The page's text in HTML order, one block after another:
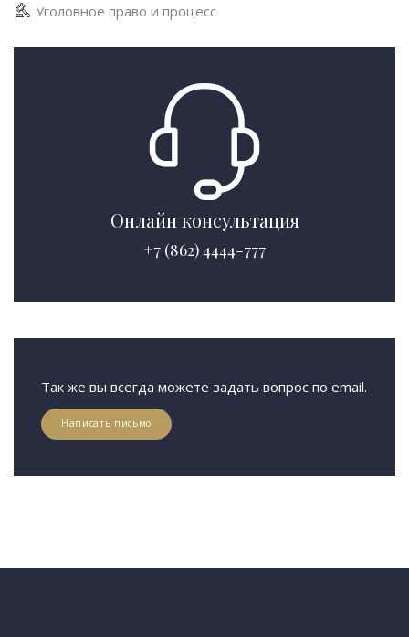
Уголовное право и процесс
Онлайн консультация
+7 (862) 4444-777
Так же вы всегда можете задать вопрос по email.
Написать письмо